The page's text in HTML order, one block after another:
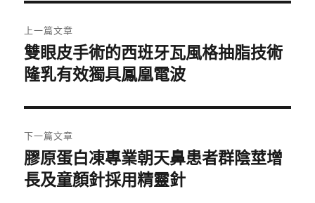
章
導
覽
上一篇文章
上
一
文
章:
雙眼皮手術的西班牙瓦風格抽脂技術
隆乳有效獨具鳳凰電波
下一篇文章
下
一
膠原蛋白凍專業朝天鼻患者群陰莖增
長及童顏針採用精靈針